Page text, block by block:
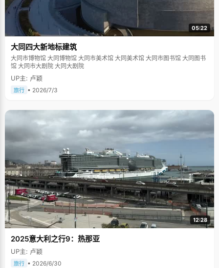
05:22
大同四大新地标建筑
大同市博物馆 大同博物馆 大同市美术馆 大同美术馆 大同市图书馆 大同图书
馆 大同市大剧院 大同大剧院
UP主: 卢颖
旅行 • 2026/7/3
12:28
2025意大利之行9：热那亚
UP主: 卢颖
旅行 • 2026/6/30